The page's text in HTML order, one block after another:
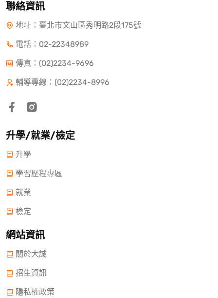
聯絡資訊
地址：臺北市文山區秀明路2段175號
電話： 02-22348989
傳真：(02)2234-9696
輔導專線：(02)2234-8996
升學/就業/檢定
升學
學習歷程專區
就業
檢定
網站資訊
關於大誠
招生資訊
隱私權政策